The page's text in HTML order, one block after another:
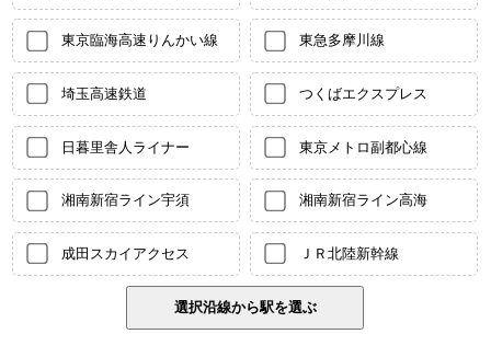
東京臨海高速りんかい線 東急多摩川線
埼玉高速鉄道 つくばエクスプレス
日暮里舎人ライナー 東京メトロ副都心線
湘南新宿ライン宇須 湘南新宿ライン高海
成田スカイアクセス ＪＲ北陸新幹線